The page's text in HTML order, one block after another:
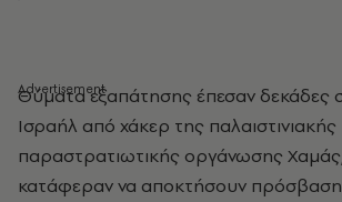
Θύματα εξαπάτησης έπεσαν δεκάδες
Ισραήλ από χάκερ της παλαιστινιακής
παραστρατιωτικής οργάνωσης Χαμάς,
κατάφεραν να αποκτήσουν πρόσβαση